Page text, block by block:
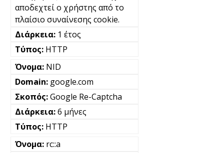
αποδεχτεί ο χρήστης από το
πλαίσιο συναίνεσης cookie.
1 έτος
HTTP
NID
google.com
Google Re-Captcha
6 μήνες
HTTP
rc::a